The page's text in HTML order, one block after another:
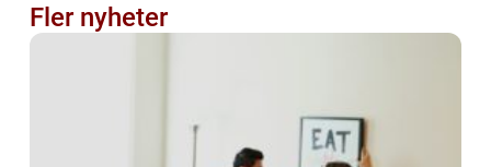
Fler nyheter